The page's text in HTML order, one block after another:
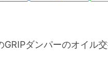
ダンパーのオイル